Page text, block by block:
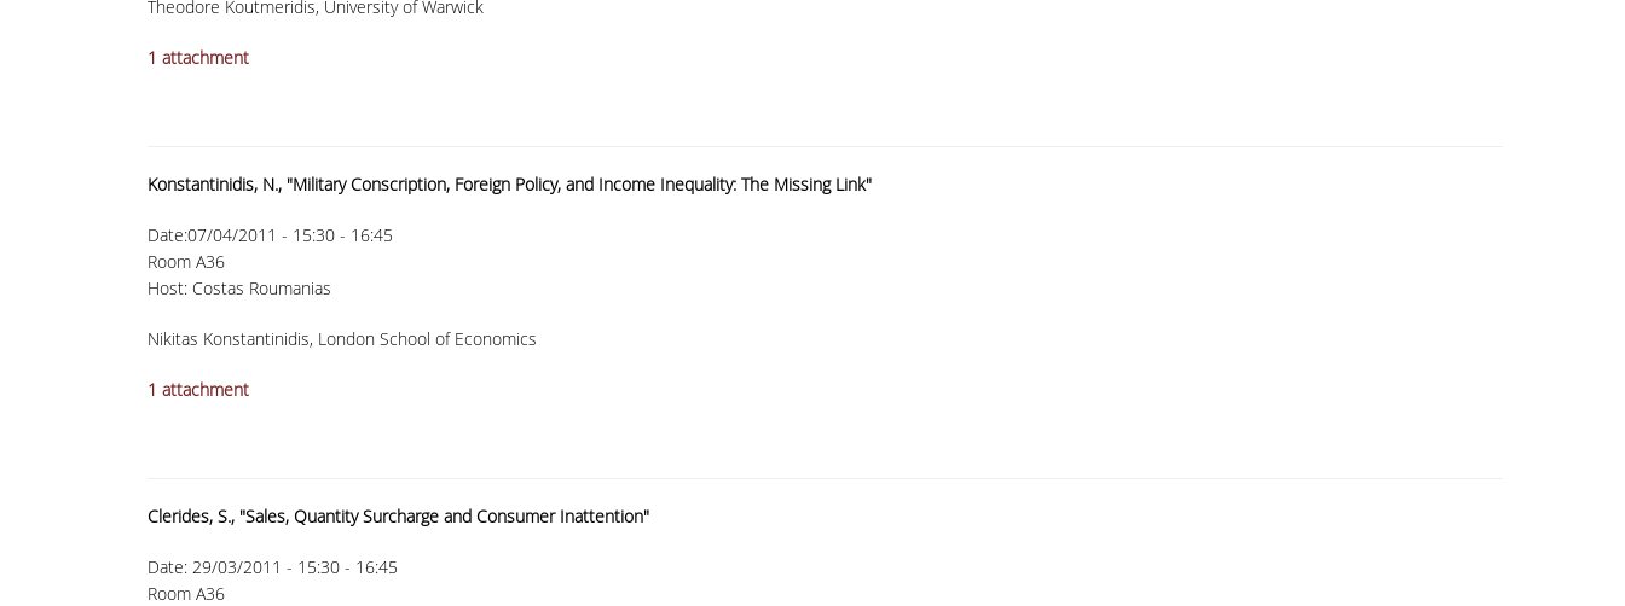
Theodore Koutmeridis, University of Warwick
1 attachment
Konstantinidis, N., "Military Conscription, Foreign Policy, and Income Inequality: The Missing Link"
Date:07/04/2011 - 15:30 - 16:45
Room A36
Host: Costas Roumanias
Nikitas Konstantinidis, London School of Economics
1 attachment
Clerides, S., "Sales, Quantity Surcharge and Consumer Inattention"
Date:29/03/2011 - 15:30 - 16:45
Room A36